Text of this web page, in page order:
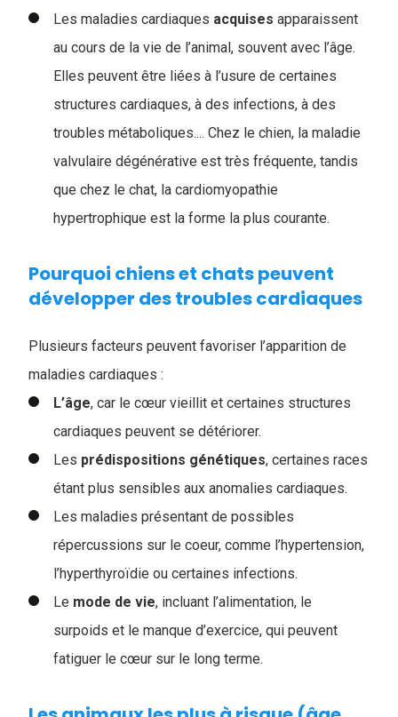
Les maladies cardiaques acquises apparaissent
au cours de la vie de l’animal, souvent avec l’âge.
Elles peuvent être liées à l’usure de certaines
structures cardiaques, à des infections, à des
troubles métaboliques.... Chez le chien, la maladie
valvulaire dégénérative est très fréquente, tandis
que chez le chat, la cardiomyopathie
hypertrophique est la forme la plus courante.
Pourquoi chiens et chats peuvent
développer des troubles cardiaques
Plusieurs facteurs peuvent favoriser l’apparition de
maladies cardiaques :
L’âge, car le cœur vieillit et certaines structures
cardiaques peuvent se détériorer.
Les prédispositions génétiques, certaines races
étant plus sensibles aux anomalies cardiaques.
Les maladies présentant de possibles
répercussions sur le coeur, comme l’hypertension,
l’hyperthyroïdie ou certaines infections.
Le mode de vie, incluant l’alimentation, le
surpoids et le manque d’exercice, qui peuvent
fatiguer le cœur sur le long terme.